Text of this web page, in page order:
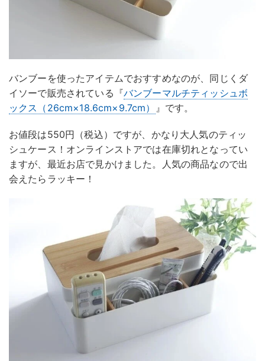
バンブーを使ったアイテムでおすすめなのが、同じくダ
イソーで販売されている『バンブーマルチティッシュボ
ックス（26cm×18.6cm×9.7cm）
』です。
お値段は550円（税込）ですが、かなり大人気のティッ
シュケース！オンラインストアでは在庫切れとなってい
ますが、最近お店で見かけました。人気の商品なので出
会えたらラッキー！